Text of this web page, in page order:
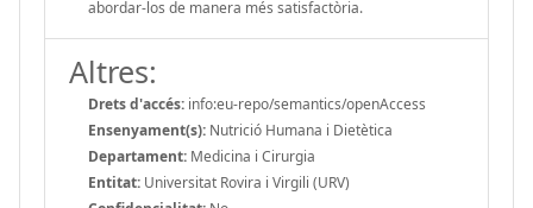
abordar-los de manera més satisfactòria.
Altres:
Drets d'accés: info:eu-repo/semantics/openAccess
Ensenyament(s): Nutrició Humana i Dietètica
Departament: Medicina i Cirurgia
Entitat: Universitat Rovira i Virgili (URV)